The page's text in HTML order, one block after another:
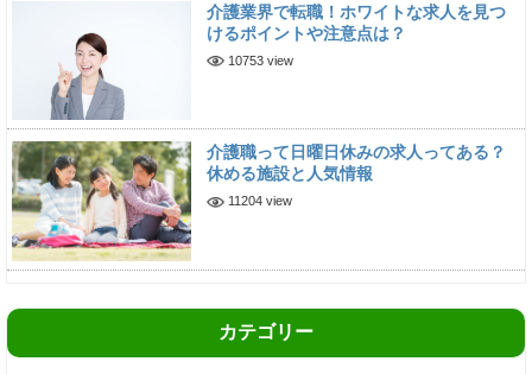
介護業界で転職！ホワイトな求人を見つ
けるポイントや注意点は？
10753 view
介護職って日曜日休みの求人ってある？
休める施設と人気情報
11204 view
カテゴリー